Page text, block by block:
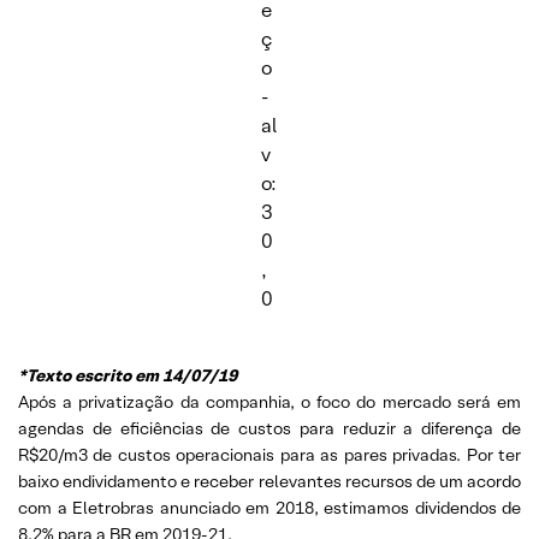
e
ç
o
-
al
v
o:
3
0
,
0
*Texto escrito em 14/07/19
Após a privatização da companhia, o foco do mercado será em
agendas de eficiências de custos para reduzir a diferença de
R$20/m3 de custos operacionais para as pares privadas. Por ter
baixo endividamento e receber relevantes recursos de um acordo
com a Eletrobras anunciado em 2018, estimamos dividendos de
8,2% para a BR em 2019-21.